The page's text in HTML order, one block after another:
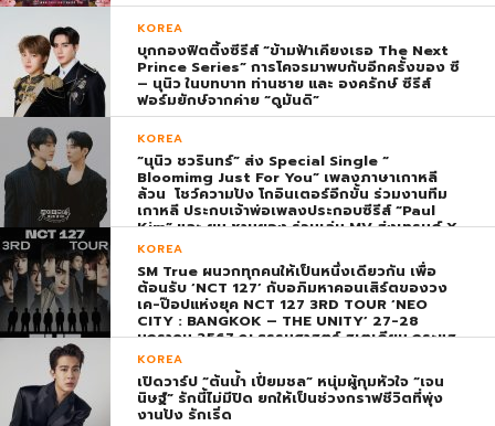
KOREA
บุกกองฟิตติ้งซีรีส์ “ข้ามฟ้าเคียงเธอ The Next
Prince Series” การโคจรมาพบกับอีกครั้งของ ซี
– นุนิว ในบทบาท ท่านชาย และ องครักษ์ ซีรีส์
ฟอร์มยักษ์จากค่าย “ดูมันดิ”
KOREA
“นุนิว ชวรินทร์” ส่ง Special Single “
Bloomimg Just For You” เพลงภาษาเกาหลี
ล้วน โชว์ความปัง โกอินเตอร์อีกขั้น ร่วมงานทีม
เกาหลี ประกบเจ้าพ่อเพลงประกอบซีรีส์ “Paul
Kim” และ ยุน ชานยอง ร่วมเล่น MV ส่งเทรนด์ X
พุ่ง ติดอันดับ 1 โลก
KOREA
SM True ผนวกทุกคนให้เป็นหนึ่งเดียวกัน เพื่อ
ต้อนรับ ‘NCT 127’ กับอภิมหาคอนเสิร์ตของวง
เค-ป๊อปแห่งยุค NCT 127 3RD TOUR ‘NEO
CITY : BANGKOK – THE UNITY’ 27-28
มกราคม 2567 ณ ธรรมศาสตร์ สเตเดียม กระแส
ตอบรับยิ่งใหญ่สมการรอคอย บัตร SOLD OUT
ทุกที่นั่งทันทีที่เปิดจำหน่าย !
KOREA
เปิดวาร์ป “ต้นน้ำ เปี่ยมชล” หนุ่มผู้กุมหัวใจ “เจน
นิษฐ์” รักนี้ไม่มีปิด ยกให้เป็นช่วงกราฟชีวิตที่พุ่ง
งานปัง รักเริ่ด